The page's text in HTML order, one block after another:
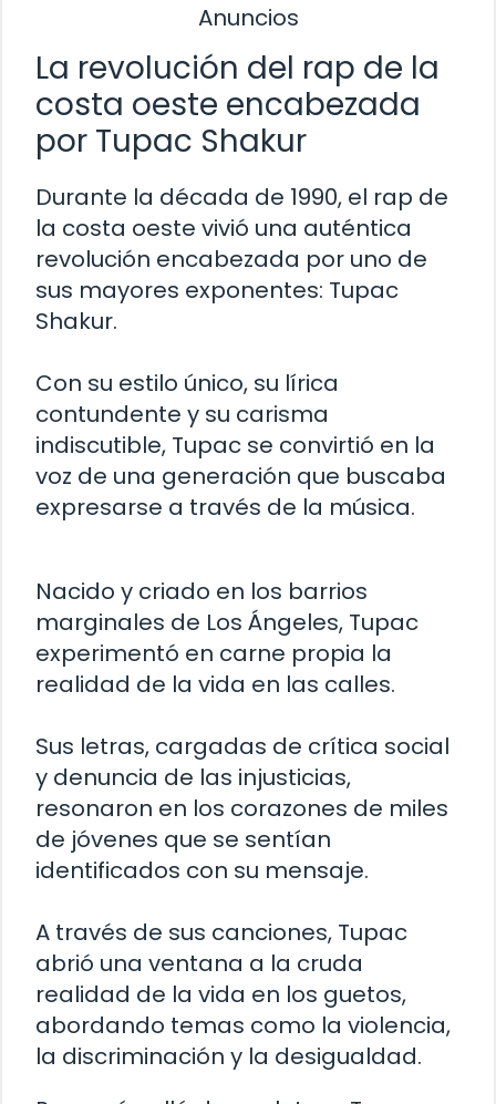
Anuncios
La revolución del rap de la
costa oeste encabezada
por Tupac Shakur
Durante la década de 1990, el rap de
la costa oeste vivió una auténtica
revolución encabezada por uno de
sus mayores exponentes: Tupac
Shakur.
Con su estilo único, su lírica
contundente y su carisma
indiscutible, Tupac se convirtió en la
voz de una generación que buscaba
expresarse a través de la música.
Nacido y criado en los barrios
marginales de Los Ángeles, Tupac
experimentó en carne propia la
realidad de la vida en las calles.
Sus letras, cargadas de crítica social
y denuncia de las injusticias,
resonaron en los corazones de miles
de jóvenes que se sentían
identificados con su mensaje.
A través de sus canciones, Tupac
abrió una ventana a la cruda
realidad de la vida en los guetos,
abordando temas como la violencia,
la discriminación y la desigualdad.